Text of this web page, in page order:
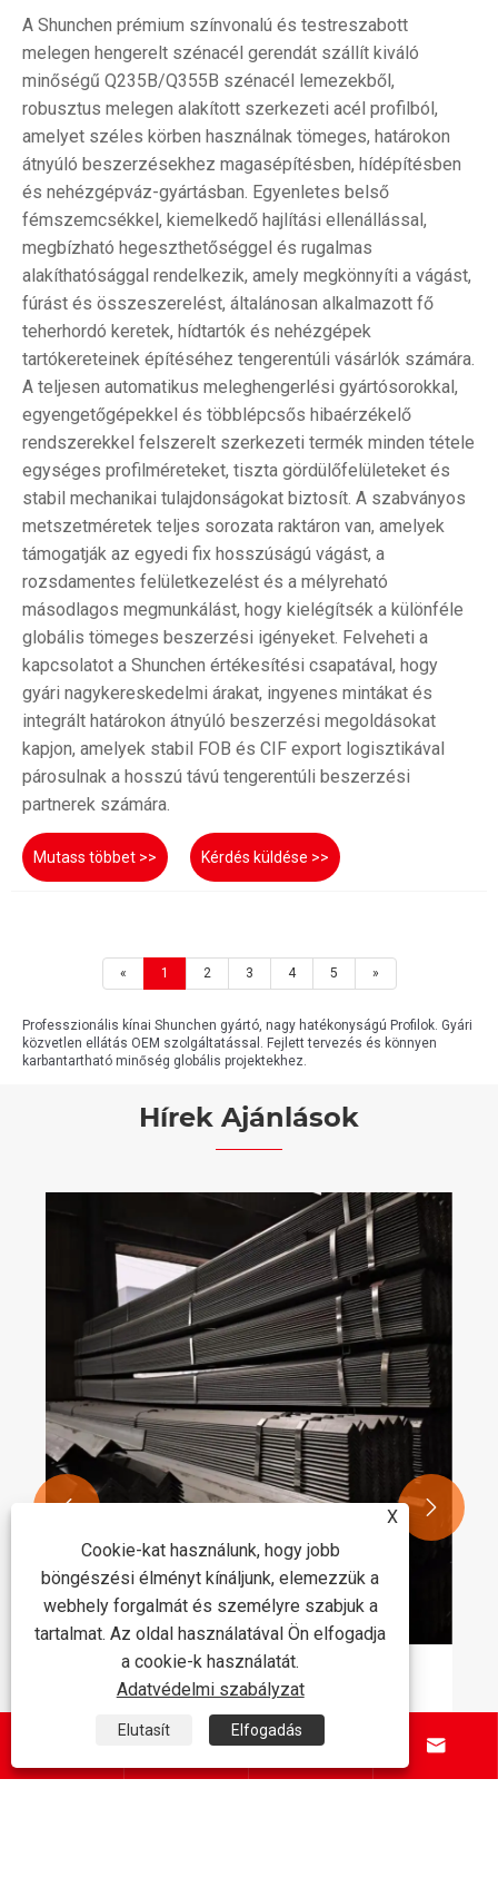
A Shunchen prémium színvonalú és testreszabott
melegen hengerelt szénacél gerendát szállít kiváló
minőségű Q235B/Q355B szénacél lemezekből,
robusztus melegen alakított szerkezeti acél profilból,
amelyet széles körben használnak tömeges, határokon
átnyúló beszerzésekhez magasépítésben, hídépítésben
és nehézgépváz-gyártásban. Egyenletes belső
fémszemcsékkel, kiemelkedő hajlítási ellenállással,
megbízható hegeszthetőséggel és rugalmas
alakíthatósággal rendelkezik, amely megkönnyíti a vágást,
fúrást és összeszerelést, általánosan alkalmazott fő
teherhordó keretek, hídtartók és nehézgépek
tartókereteinek építéséhez tengerentúli vásárlók számára.
A teljesen automatikus meleghengerlési gyártósorokkal,
egyengetőgépekkel és többlépcsős hibaérzékelő
rendszerekkel felszerelt szerkezeti termék minden tétele
egységes profilméreteket, tiszta gördülőfelületeket és
stabil mechanikai tulajdonságokat biztosít. A szabványos
metszetméretek teljes sorozata raktáron van, amelyek
támogatják az egyedi fix hosszúságú vágást, a
rozsdamentes felületkezelést és a mélyreható
másodlagos megmunkálást, hogy kielégítsék a különféle
globális tömeges beszerzési igényeket. Felveheti a
kapcsolatot a Shunchen értékesítési csapatával, hogy
gyári nagykereskedelmi árakat, ingyenes mintákat és
integrált határokon átnyúló beszerzési megoldásokat
kapjon, amelyek stabil FOB és CIF export logisztikával
párosulnak a hosszú távú tengerentúli beszerzési
partnerek számára.
Mutass többet >> Kérdés küldése >>
« 1 2 3 4 5 »
Professzionális kínai Shunchen gyártó, nagy hatékonyságú Profilok. Gyári
közvetlen ellátás OEM szolgáltatással. Fejlett tervezés és könnyen
karbantartható minőség globális projektekhez.
Hírek Ajánlások
gyártás, minőségbiztosítás – A
termékcsaládunkat teljesen
a nagyobb hatékonyságú
építés érdekében
 
 
X
Cookie-kat használunk, hogy jobb
böngészési élményt kínáljunk, elemezzük a
webhely forgalmát és személyre szabjuk a
tartalmat. Az oldal használatával Ön elfogadja
a cookie-k használatát.
Adatvédelmi szabályzat
Elutasít Elfogadás